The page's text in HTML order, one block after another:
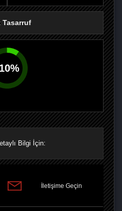
Tasarruf
10%
Bilgi İçin:
İletişime Geçin